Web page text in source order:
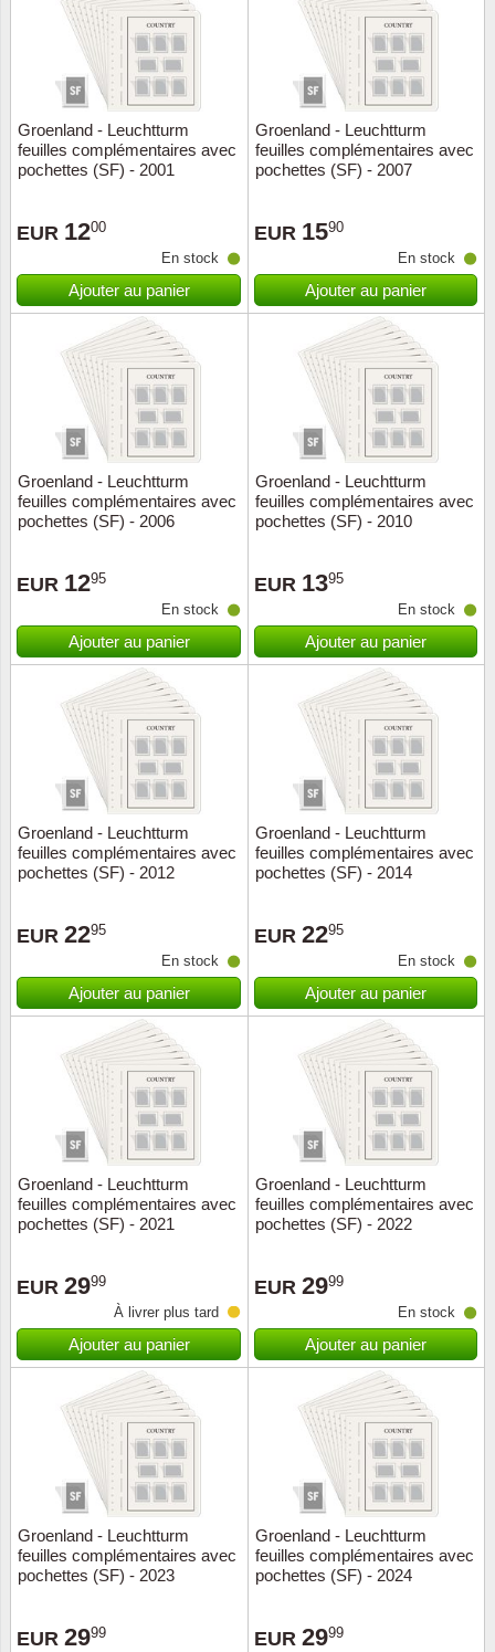
Groenland - Leuchtturm
feuilles complémentaires avec
pochettes (SF) - 2001
EUR 1200
En stock
Ajouter au panier
Groenland - Leuchtturm
feuilles complémentaires avec
pochettes (SF) - 2007
EUR 1590
En stock
Ajouter au panier
Groenland - Leuchtturm
feuilles complémentaires avec
pochettes (SF) - 2006
EUR 1295
En stock
Ajouter au panier
Groenland - Leuchtturm
feuilles complémentaires avec
pochettes (SF) - 2010
EUR 1395
En stock
Ajouter au panier
Groenland - Leuchtturm
feuilles complémentaires avec
pochettes (SF) - 2012
EUR 2295
En stock
Ajouter au panier
Groenland - Leuchtturm
feuilles complémentaires avec
pochettes (SF) - 2014
EUR 2295
En stock
Ajouter au panier
Groenland - Leuchtturm
feuilles complémentaires avec
pochettes (SF) - 2021
EUR 2999
À livrer plus tard
Ajouter au panier
Groenland - Leuchtturm
feuilles complémentaires avec
pochettes (SF) - 2022
EUR 2999
En stock
Ajouter au panier
Groenland - Leuchtturm
feuilles complémentaires avec
pochettes (SF) - 2023
EUR 2999
Groenland - Leuchtturm
feuilles complémentaires avec
pochettes (SF) - 2024
EUR 2999